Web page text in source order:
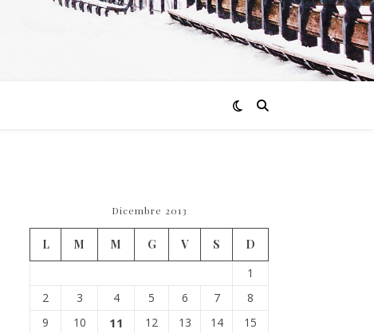
Dicembre 2013
L M M G V S
D
1
2
3 4 5 6 7
8
9
10 11 12 13 14
15